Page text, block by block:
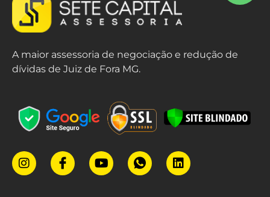
A maior assessoria de negociação e redução de
dívidas de Juiz de Fora MG.